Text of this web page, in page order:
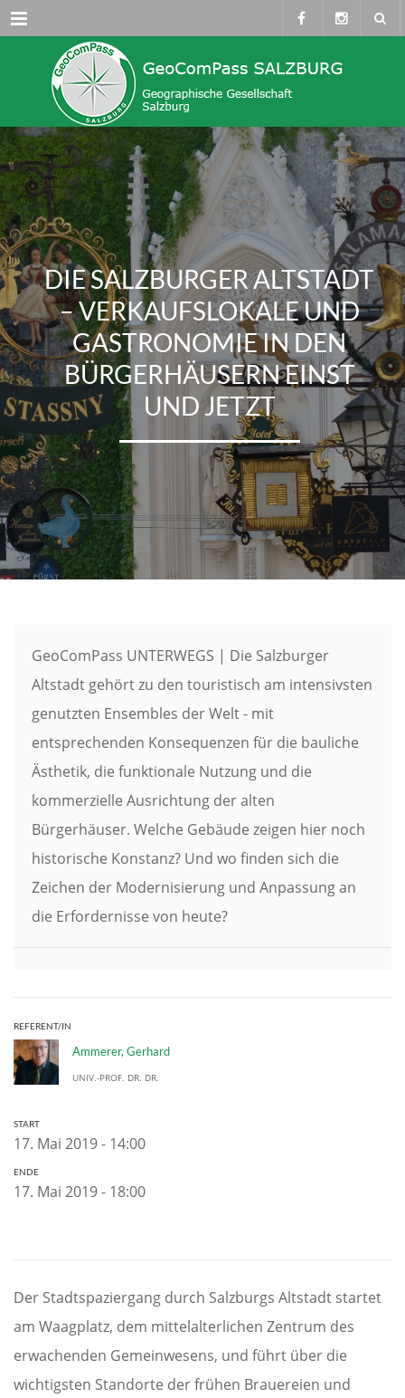
Menü
DIE SALZBURGER ALTSTADT
– VERKAUFSLOKALE UND
GASTRONOMIE IN DEN
BÜRGERHÄUSERN EINST
UND JETZT
GeoComPass UNTERWEGS | Die Salzburger
Altstadt gehört zu den touristisch am intensivsten
genutzten Ensembles der Welt - mit
entsprechenden Konsequenzen für die bauliche
Ästhetik, die funktionale Nutzung und die
kommerzielle Ausrichtung der alten
Bürgerhäuser. Welche Gebäude zeigen hier noch
historische Konstanz? Und wo finden sich die
Zeichen der Modernisierung und Anpassung an
die Erfordernisse von heute?
REFERENT/IN
Ammerer, Gerhard
UNIV.-PROF. DR. DR.
START
17. Mai 2019 - 14:00
ENDE
17. Mai 2019 - 18:00
Der Stadtspaziergang durch Salzburgs Altstadt startet
am Waagplatz, dem mittelalterlichen Zentrum des
erwachenden Gemeinwesens, und führt über die
wichtigsten Standorte der frühen Brauereien und